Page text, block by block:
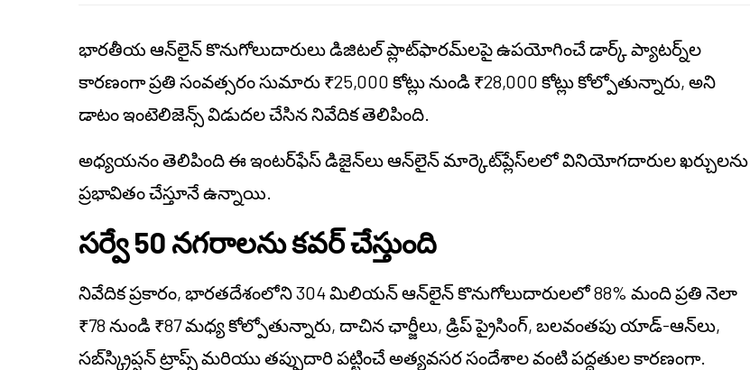
భారతీయ ఆన్‌లైన్‌ కొనుగోలుదారులు డిజిటల్ ప్లాట్‌ఫారమ్‌లపై ఉపయోగించే డార్క్ ప్యాటర్న్‌ల
కారణంగా ప్రతి సంవత్సరం సుమారు ₹25,000 కోట్లు నుండి ₹28,000 కోట్లు కోల్పోతున్నారు, అని
డాటం ఇంటెలిజెన్స్ విడుదల చేసిన నివేదిక తెలిపింది.
అధ్యయనం తెలిపింది ఈ ఇంటర్‌ఫేస్ డిజైన్‌లు ఆన్‌లైన్ మార్కెట్‌ప్లేస్‌లలో వినియోగదారుల ఖర్చులను
ప్రభావితం చేస్తూనే ఉన్నాయి.
సర్వే 50 నగరాలను కవర్ చేస్తుంది
నివేదిక ప్రకారం, భారతదేశంలోని 304 మిలియన్ ఆన్‌లైన్ కొనుగోలుదారులలో 88% మంది ప్రతి నెలా
₹78 నుండి ₹87 మధ్య కోల్పోతున్నారు, దాచిన ఛార్జీలు, డ్రిప్ ప్రైసింగ్, బలవంతపు యాడ్-ఆన్‌లు,
సబ్‌స్క్రిప్షన్ ట్రాప్స్ మరియు తప్పుదారి పట్టించే అత్యవసర సందేశాల వంటి పద్ధతుల కారణంగా.